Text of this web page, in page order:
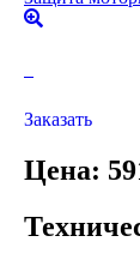
Заказать
Цена: